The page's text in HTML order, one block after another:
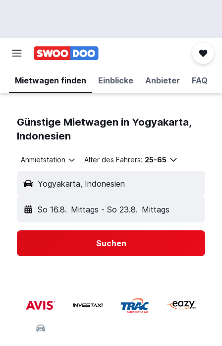
Mietwagen finden Einblicke Anbieter FAQ
Günstige Mietwagen in Yogyakarta,
Indonesien
Anmietstation Alter des Fahrers: 25-65
Yogyakarta, Indonesien
So 16.8. Mittags - So 23.8. Mittags
Suchen